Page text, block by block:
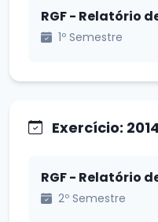
RGF - Relatório
1º Semestre
Exercício:
RGF - Relatório
2º Semestre